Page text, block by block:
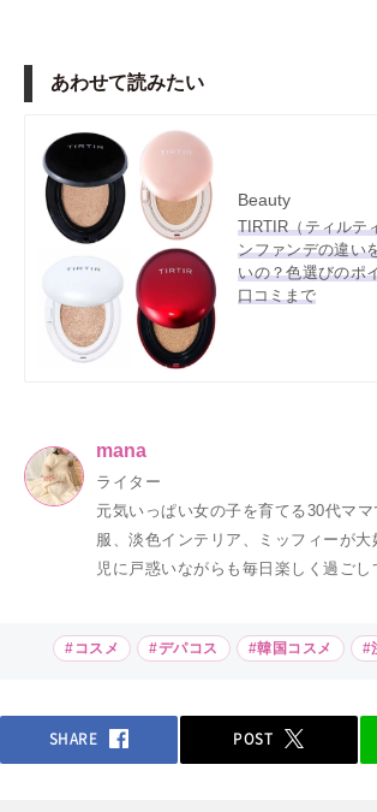
あわせて読みたい
Beauty
TIRTIR（ティルテ
ンファンデの違い
いの？色選びのポ
口コミまで
mana
ライター
元気いっぱい女の子を育てる30代マ
服、淡色インテリア、ミッフィーが
児に戸惑いながらも毎日楽しく過ご
#コスメ #デパコス #韓国コスメ #
SHARE POST